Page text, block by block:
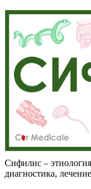
Сифилис –
диагностика, лечение